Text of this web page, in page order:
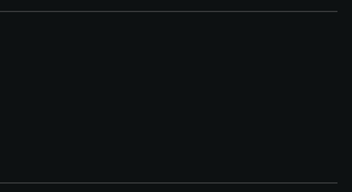
del sito e non